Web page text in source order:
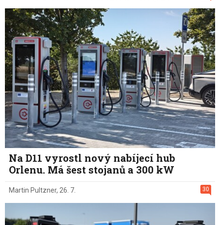
Na D11 vyrostl nový nabíjecí hub
Orlenu. Má šest stojanů a 300 kW
30
Martin Pultzner, 26. 7.